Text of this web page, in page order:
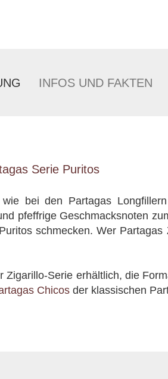
INFOS UND FAKTEN
Serie Puritos
bei den Partagas
pfeffrige Geschmacksnoten
schmecken. Wer Partagas
Zigarillo-Serie erhältlich, die
Chicos der klassischen